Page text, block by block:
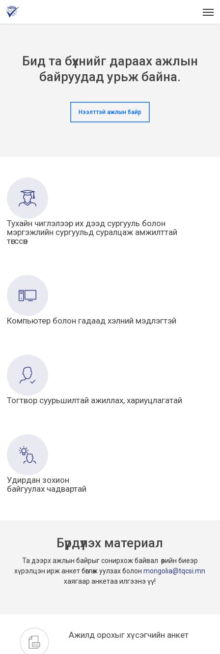
Skip
main
Бид та бүхнийг дараах ажлын
байруудад урьж байна.
Нээлттэй ажлын байр
Тухайн чиглэлээр их дээд сургууль болон
мэргэжлийн сургуульд суралцаж амжилттай
төгссөн
Компьютер болон гадаад хэлний мэдлэгтэй
Тогтвор суурьшилтай ажиллах, хариуцлагатай
Удирдан зохион
байгуулах чадвартай
Бүрдүүлэх материал
Та дээрх ажлын байрыг сонирхож байвал өөрийн биеэр
хүрэлцэн ирж анкет бөглөж уулзах болонmongolia@tqcsi.mn
хаягаар анкетаа илгээнэ үү!
Ажилд орохыг хүсэгчийн анкет